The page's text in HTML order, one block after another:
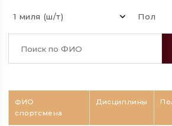
1 миля (ш/т) Пол
ФИО
спортсмена
Дисциплины